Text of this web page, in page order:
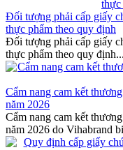
Đối tượng phải cấp giấy
thực phẩm theo quy định
Đối tượng phải cấp giấy
thực phẩm theo quy định...
Cẩm nang cam kết
năm 2026
Cẩm nang cam kết
năm 2026 do Vihabrand